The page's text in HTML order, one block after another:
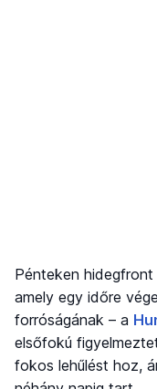
Pénteken
amely egy időre
forróságának – a
elsőfokú
fokos lehűlést hoz,